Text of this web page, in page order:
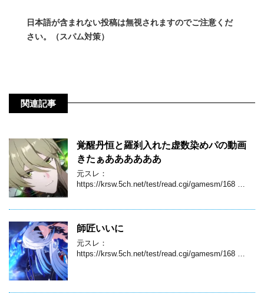
日本語が含まれない投稿は無視されますのでご注意くだ
さい。（スパム対策）
関連記事
覚醒丹恒と羅刹入れた虚数染めパの動画
きたぁああああああ
元スレ：
https://krsw.5ch.net/test/read.cgi/gamesm/168 …
師匠いいに
元スレ：
https://krsw.5ch.net/test/read.cgi/gamesm/168 …